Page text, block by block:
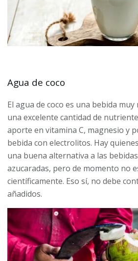
Agua de coco
El agua de coco es una bebida
una excelente cantidad de
aporte en vitamina C, magnesio y
bebida con electrolitos. Hay
una buena alternativa a las
azucaradas, pero de momento no
científicamente. Eso sí, no debe
añadidos.